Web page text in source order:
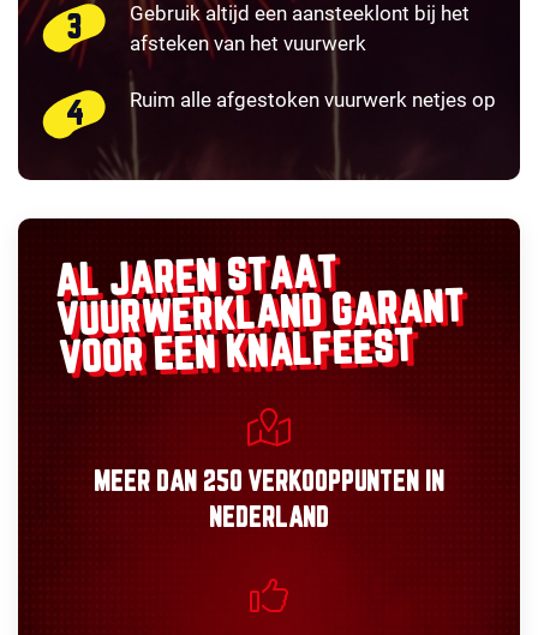
Gebruik altijd een aansteeklont bij het
afsteken van het vuurwerk
Ruim alle afgestoken vuurwerk netjes op
AL JAREN STAAT
VUURWERKLANDGARANT
VOOR EEN KNALFEEST
MEER DAN 250 VERKOOPPUNTEN
IN
NEDERLAND